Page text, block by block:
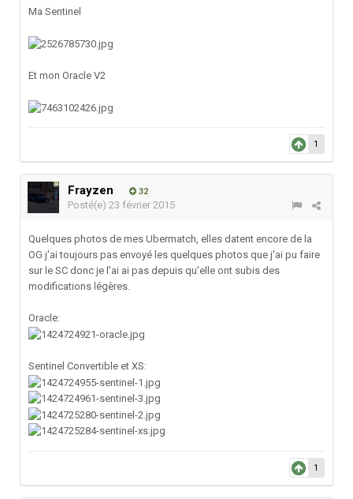
Ma Sentinel
Et mon Oracle V2
1
Frayzen 32
Posté(e) 23 février 2015
Quelques photos de mes Ubermatch, elles datent encore de la
OG j'ai toujours pas envoyé les quelques photos que j'ai pu faire
sur le SC donc je l'ai ai pas depuis qu'elle ont subis des
modifications légères.
Oracle:
Sentinel Convertible et XS:
1